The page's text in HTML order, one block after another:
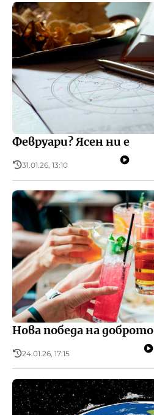
Февруари? Ясен ни е
31.01.26, 13:10
Нова победа на доброто
24.01.26, 17:15